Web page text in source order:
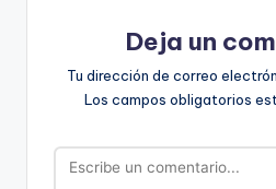
Deja un
Tu dirección de correo
Los campos obligatorios